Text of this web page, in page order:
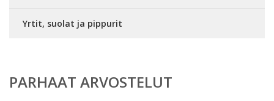
Yrtit, suolat ja pippurit
PARHAAT ARVOSTELUT